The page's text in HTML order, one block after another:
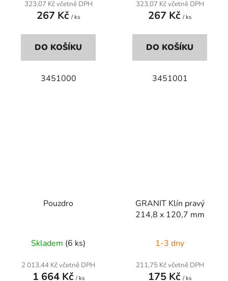
323,07 Kč včetně DPH
267 Kč / ks
DO KOŠÍKU
3451000
323,07 Kč včetně DPH
267 Kč / ks
DO KOŠÍKU
3451001
Pouzdro
Skladem (6 ks)
2 013,44 Kč včetně DPH
1 664 Kč / ks
GRANIT Klín pravý
214,8 x 120,7 mm
1-3 dny
211,75 Kč včetně DPH
175 Kč / ks